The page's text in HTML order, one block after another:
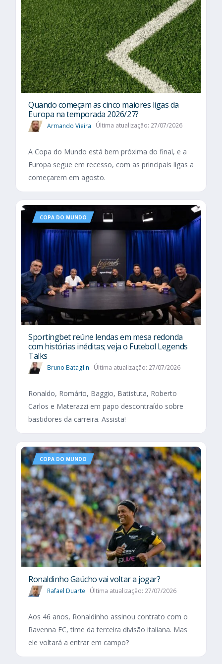
Quando começam as cinco maiores ligas da
Europa na temporada 2026/27?
Armando Vieira Última atualização: 27/07/2026
A Copa do Mundo está bem próxima do final, e a
Europa segue em recesso, com as principais ligas a
começarem em agosto.
COPA DO MUNDO
Sportingbet reúne lendas em mesa redonda
com histórias inéditas; veja o Futebol Legends
Talks
Bruno Bataglin Última atualização: 27/07/2026
Ronaldo, Romário, Baggio, Batistuta, Roberto
Carlos e Materazzi em papo descontraído sobre
bastidores da carreira. Assista!
COPA DO MUNDO
Ronaldinho Gaúcho vai voltar a jogar?
Rafael Duarte Última atualização: 27/07/2026
Aos 46 anos, Ronaldinho assinou contrato com o
Ravenna FC, time da terceira divisão italiana. Mas
ele voltará a entrar em campo?